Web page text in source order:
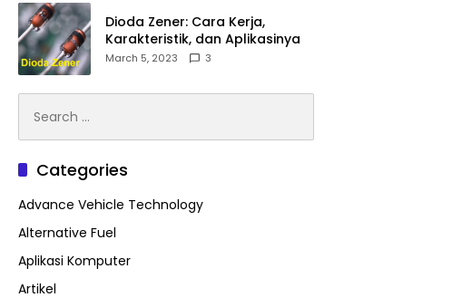
Dioda Zener: Cara Kerja,
Karakteristik, dan Aplikasinya
March 5, 2023 3
for:
Categories
Advance Vehicle Technology
Alternative Fuel
Aplikasi Komputer
Artikel